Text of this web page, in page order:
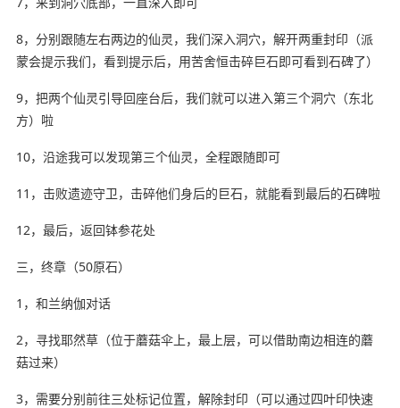
8，分别跟随左右两边的仙灵，我们深入洞穴，解开两重封印（派
蒙会提示我们，看到提示后，用苦舍恒击碎巨石即可看到石碑了）
9，把两个仙灵引导回座台后，我们就可以进入第三个洞穴（东北
方）啦
10，沿途我可以发现第三个仙灵，全程跟随即可
11，击败遗迹守卫，击碎他们身后的巨石，就能看到最后的石碑啦
12，最后，返回钵参花处
三，终章（50原石）
1，和兰纳伽对话
2，寻找耶然草（位于蘑菇伞上，最上层，可以借助南边相连的蘑
菇过来）
3，需要分别前往三处标记位置，解除封印（可以通过四叶印快速